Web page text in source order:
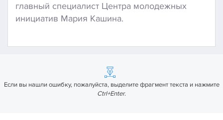
главный специалист Центра молодежных
инициатив Мария Кашина.
Если вы нашли ошибку, пожалуйста, выделите фрагмент текста и нажмите
Ctrl+Enter.